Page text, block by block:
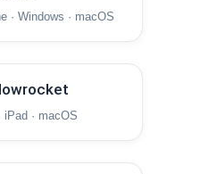
· Windows · macOS
iPad · macOS